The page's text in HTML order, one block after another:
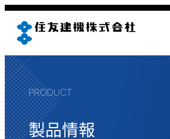
製品情報
PRODUCT